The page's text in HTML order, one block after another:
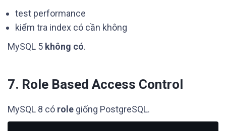
test performance
kiểm tra index có cần không
MySQL 5 không có.
7. Role Based Access Control
MySQL 8 có role giống PostgreSQL.